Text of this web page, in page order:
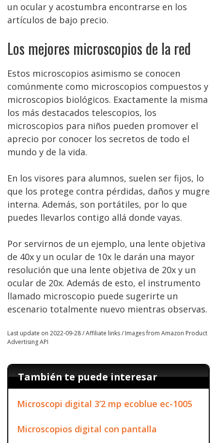
un ocular y acostumbra encontrarse en los
artículos de bajo precio.
Los mejores microscopios de la red
Estos microscopios asimismo se conocen
comúnmente como microscopios compuestos y
microscopios biológicos. Exactamente la misma
los más destacados telescopios, los
microscopios para niños pueden promover el
aprecio por conocer los secretos de todo el
mundo y de la vida.
En los visores para alumnos, suelen ser fijos, lo
que los protege contra pérdidas, daños y mugre
interna. Además, son portátiles, por lo que
puedes llevarlos contigo allá donde vayas.
Por servirnos de un ejemplo, una lente objetiva
de 40x y un ocular de 10x le darán una mayor
resolución que una lente objetiva de 20x y un
ocular de 20x. Además de esto, el instrumento
llamado microscopio puede sugerirte un
escenario totalmente nuevo mientras observas.
Last update on 2022-09-28 / Affiliate links / Images from Amazon Product
Advertising API
También te puede interesar
Microscopi digital 3’2 mp ecoblue ec-1005
Microscopios digital con pantalla